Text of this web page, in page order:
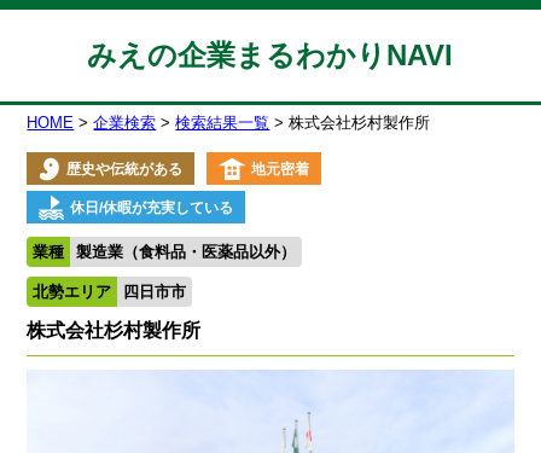
みえの企業まるわかりNAVI
HOME 企業検索 検索結果一覧 株式会社杉村製作所
歴史や伝統がある 地元密着
休日/休暇が充実している
業種 製造業（食料品・医薬品以外）
北勢エリア 四日市市
株式会社杉村製作所